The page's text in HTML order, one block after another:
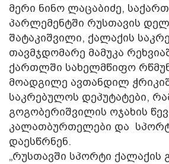
მერი ნინო ლაცაბიძე,
პარლემენტში რუსთავის
შატაკიშვილი, ქალაქის
თავმჯდომარე მამუკა
ქართლში სახელმწიფო
მოადგილე ავთანდილ
საკრებულოს დეპუტატები,
გოგობერიშვილის ოჯახის
კალათბურთელები და
დაესწრნენ.
„რუსთავში სპორტი ქალაქის